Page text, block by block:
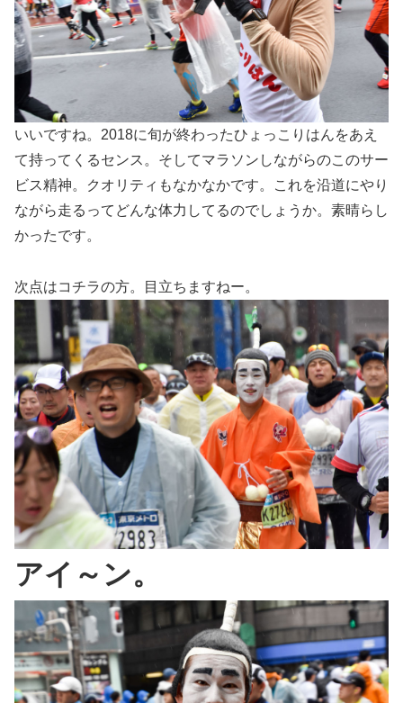
いいですね。2018に旬が終わったひょっこりはんをあえ
て持ってくるセンス。そしてマラソンしながらのこのサー
ビス精神。クオリティもなかなかです。これを沿道にやり
ながら走るってどんな体力してるのでしょうか。素晴らし
かったです。
次点はコチラの方。目立ちますねー。
アイ～ン。